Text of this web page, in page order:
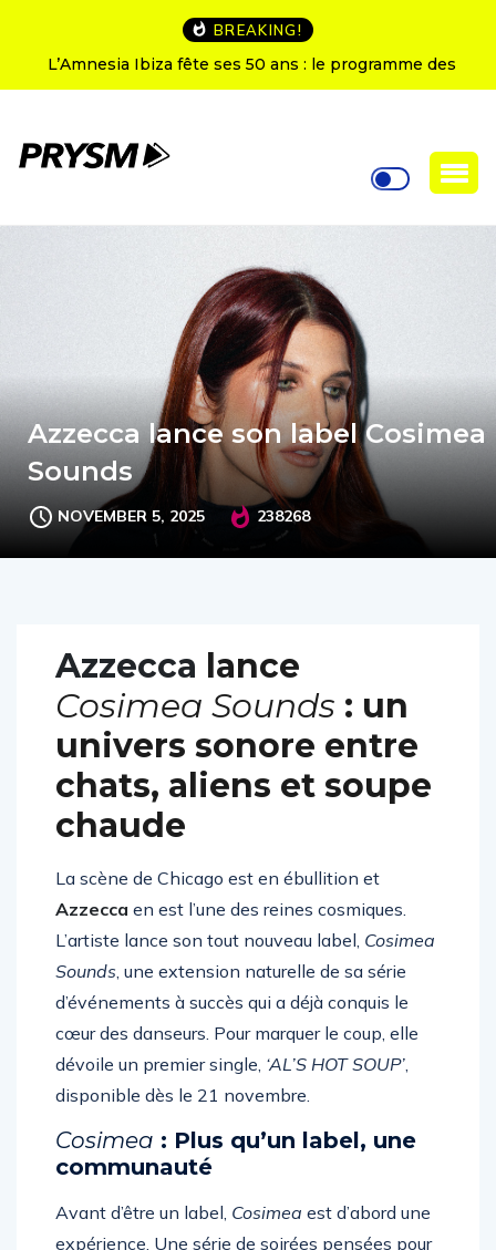
BREAKING!
L’Amnesia Ibiza fête ses 50 ans : le programme des
soirées d’ouverture
Azzecca lance son label Cosimea
Sounds
NOVEMBER 5, 2025 238268
Azzeccalance
Cosimea Sounds: un
univers sonore entre
chats, aliens et soupe
chaude
La scène de Chicago est en ébullition et
Azzeccaen est l’une des reines cosmiques.
L’artiste lance son tout nouveau label, Cosimea
Sounds, une extension naturelle de sa série
d’événements à succès qui a déjà conquis le
cœur des danseurs. Pour marquer le coup, elle
dévoile un premier single,‘AL’S HOT SOUP’
Cosimea: Plus qu’un label, une
Avant d’être un label, Cosimeaest d’abord une